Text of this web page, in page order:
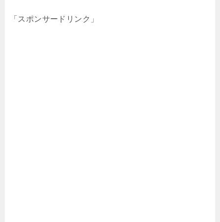
「スポンサードリンク」